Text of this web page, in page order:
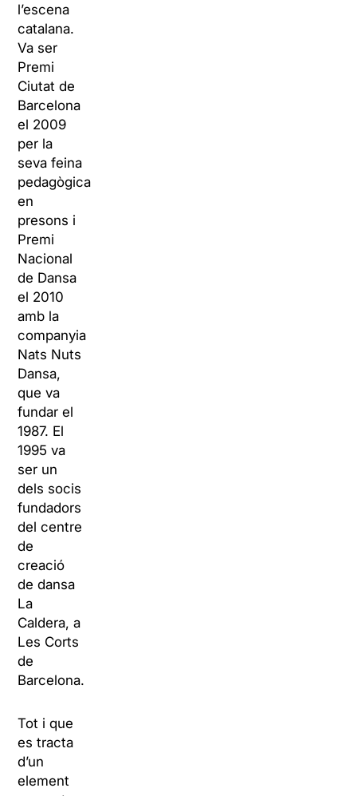
l’escena
catalana.
Va ser
Premi
Ciutat de
Barcelona
el 2009
per la
seva feina
pedagògica
en
presons i
Premi
Nacional
de Dansa
el 2010
amb la
companyia
Nats Nuts
Dansa,
que va
fundar el
1987. El
1995 va
ser un
dels socis
fundadors
del centre
de
creació
de dansa
La
Caldera, a
Les Corts
de
Barcelona.
Tot i que
es tracta
d’un
element